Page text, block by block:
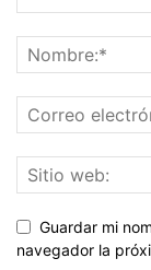
Guardar mi
navegador la